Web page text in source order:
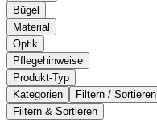
Bügel
Material
Optik
Pflegehinweise
Produkt-Typ
Kategorien
Filtern / Sortieren
Filtern & Sortieren